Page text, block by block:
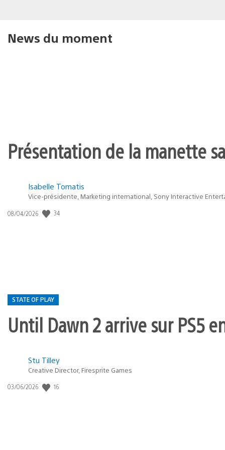
News du moment
Présentation de la manette
Isabelle Tomatis
Vice-présidente, Marketing international, Sony Interactive
Date
08/04/2026 34
STATE OF PLAY
Until Dawn 2 arrive sur PS5
Postée
:
Stu Tilley
Creative Director, Firesprite Games
Date
03/06/2026 16